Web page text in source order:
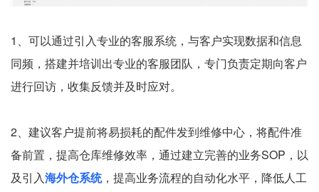
1、可以通过引⼊专业的客服系统，与客户实现数据和信息
同频，搭建并培训出专业的客服团队，专⻔负责定期向客户
进⾏回访，收集反馈并及时应对。
2、建议客户提前将易损耗的配件发到维修中⼼，将配件准
备前置，提⾼仓库维修效率，通过建⽴完善的业务SOP，以
及引⼊海外仓系统，提⾼业务流程的⾃动化⽔平，降低⼈⼯